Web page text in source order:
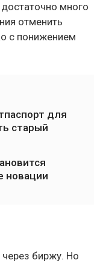
много
отменить
с понижением
для
старый
новации
через биржу. Но